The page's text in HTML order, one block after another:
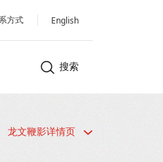
方式 English
搜索
龙文鞭影详情页